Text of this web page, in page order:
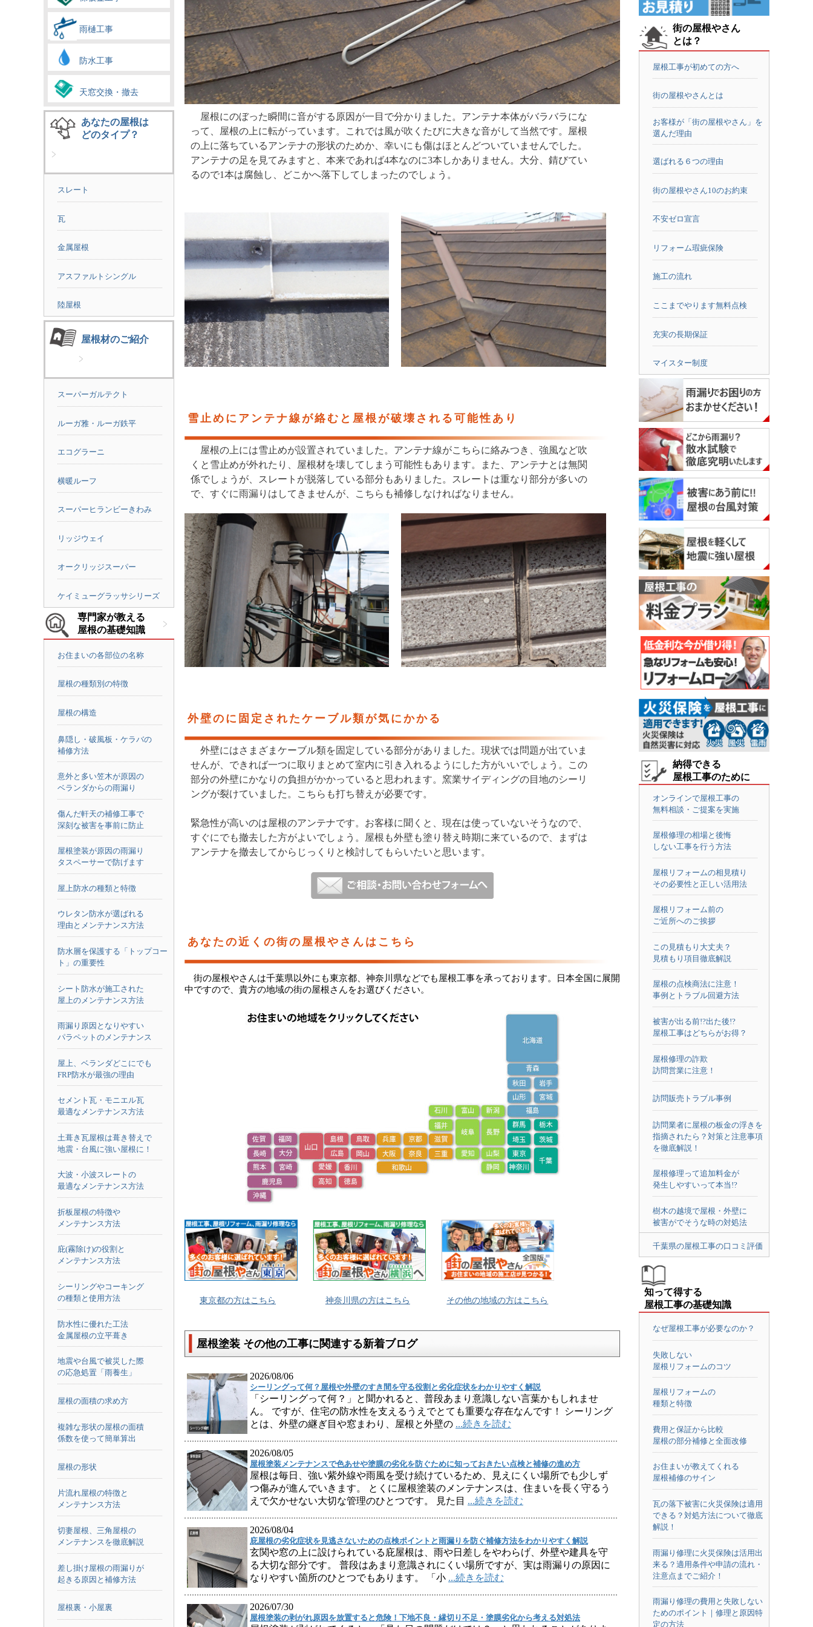
雨樋工事
防水工事
天窓交換・撤去
あなたの屋根は
どのタイプ？
スレート
瓦
金属屋根
アスファルトシングル
陸屋根
屋根材のご紹介
スーパーガルテクト
ルーガ雅・ルーガ鉄平
エコグラーニ
横暖ルーフ
スーパーヒランビーきわみ
リッジウェイ
オークリッジスーパー
ケイミューグラッサシリーズ
専門家が教える
屋根の基礎知識
お住まいの各部位の名称
屋根の種類別の特徴
屋根の構造
鼻隠し・破風板・ケラバの
補修方法
意外と多い笠木が原因の
ベランダからの雨漏り
傷んだ軒天の補修工事で
深刻な被害を事前に防止
屋根塗装が原因の雨漏り
タスペーサーで防げます
屋上防水の種類と特徴
ウレタン防水が選ばれる
理由とメンテナンス方法
防水層を保護する「トップコー
ト」の重要性
シート防水が施工された
屋上のメンテナンス方法
雨漏り原因となりやすい
パラペットのメンテナンス
屋上、ベランダどこにでも
FRP防水が最強の理由
セメント瓦・モニエル瓦
最適なメンテナンス方法
土葺き瓦屋根は葺き替えで
地震・台風に強い屋根に！
大波・小波スレートの
最適なメンテナンス方法
折板屋根の特徴や
メンテナンス方法
庇(霧除け)の役割と
メンテナンス方法
シーリングやコーキング
の種類と使用方法
防水性に優れた工法
金属屋根の立平葺き
地震や台風で被災した際
の応急処置「雨養生」
屋根の面積の求め方
複雑な形状の屋根の面積
係数を使って簡単算出
屋根の形状
片流れ屋根の特徴と
メンテナンス方法
切妻屋根、三角屋根の
メンテナンスを徹底解説
差し掛け屋根の雨漏りが
起きる原因と補修方法
屋根裏・小屋裏
屋根にのぼった瞬間に音がする原因が一目で分かりました。アンテナ本体がバラバラにな
って、屋根の上に転がっています。これでは風が吹くたびに大きな音がして当然です。屋根
の上に落ちているアンテナの形状のためか、幸いにも傷はほとんどついていませんでした。
アンテナの足を見てみますと、本来であれば4本なのに3本しかありません。大分、錆びてい
るので1本は腐蝕し、どこかへ落下してしまったのでしょう。
雪止めにアンテナ線が絡むと屋根が破壊される可能性あり
屋根の上には雪止めが設置されていました。アンテナ線がこちらに絡みつき、強風など吹
くと雪止めが外れたり、屋根材を壊してしまう可能性もあります。また、アンテナとは無関
係でしょうが、スレートが脱落している部分もありました。スレートは重なり部分が多いの
で、すぐに雨漏りはしてきませんが、こちらも補修しなければなりません。
外壁のに固定されたケーブル類が気にかかる
外壁にはさまざまケーブル類を固定している部分がありました。現状では問題が出ていま
せんが、できれば一つに取りまとめて室内に引き入れるようにした方がいいでしょう。この
部分の外壁にかなりの負担がかかっていると思われます。窯業サイディングの目地のシーリ
ングが裂けていました。こちらも打ち替えが必要です。
緊急性が高いのは屋根のアンテナです。お客様に聞くと、現在は使っていないそうなので、
すぐにでも撤去した方がよいでしょう。屋根も外壁も塗り替え時期に来ているので、まずは
アンテナを撤去してからじっくりと検討してもらいたいと思います。
あなたの近くの街の屋根やさんはこちら
街の屋根やさんは千葉県以外にも東京都、神奈川県などでも屋根工事を承っております。日本全国に展開
中ですので、貴方の地域の街の屋根さんをお選びください。
東京都の方はこちら 神奈川県の方はこちら その他の地域の方はこちら
屋根塗装 その他の工事に関連する新着ブログ
2026/08/06
シーリングって何？屋根や外壁のすき間を守る役割と劣化症状をわかりやすく解説
「シーリングって何？」と聞かれると、普段あまり意識しない言葉かもしれませ
ん。 ですが、住宅の防水性を支えるうえでとても重要な存在なんです！ シーリング
とは、外壁の継ぎ目や窓まわり、屋根と外壁の ...続きを読む
2026/08/05
屋根塗装メンテナンスで色あせや塗膜の劣化を防ぐために知っておきたい点検と補修の進め方
屋根は毎日、強い紫外線や雨風を受け続けているため、見えにくい場所でも少しず
つ傷みが進んでいきます。 とくに屋根塗装のメンテナンスは、住まいを長く守るう
えで欠かせない大切な管理のひとつです。 見た目 ...続きを読む
2026/08/04
庇屋根の劣化症状を見逃さないための点検ポイントと雨漏りを防ぐ補修方法をわかりやすく解説
玄関や窓の上に設けられている庇屋根は、雨や日差しをやわらげ、外壁や建具を守
る大切な部分です。 普段はあまり意識されにくい場所ですが、実は雨漏りの原因に
なりやすい箇所のひとつでもあります。 「小 ...続きを読む
2026/07/30
屋根塗装の剥がれ原因を放置すると危険！下地不良・縁切り不足・塗膜劣化から考える対処法
街の屋根やさん
とは？
屋根工事が初めての方へ
街の屋根やさんとは
お客様が「街の屋根やさん」を
選んだ理由
選ばれる６つの理由
街の屋根やさん10のお約束
不安ゼロ宣言
リフォーム瑕疵保険
施工の流れ
ここまでやります無料点検
充実の長期保証
マイスター制度
納得できる
屋根工事のために
オンラインで屋根工事の
無料相談・ご提案を実施
屋根修理の相場と後悔
しない工事を行う方法
屋根リフォームの相見積り
その必要性と正しい活用法
屋根リフォーム前の
ご近所へのご挨拶
この見積もり大丈夫？
見積もり項目徹底解説
屋根の点検商法に注意！
事例とトラブル回避方法
被害が出る前!?出た後!?
屋根工事はどちらがお得？
屋根修理の詐欺
訪問営業に注意！
訪問販売トラブル事例
訪問業者に屋根の板金の浮きを
指摘されたら？対策と注意事項
を徹底解説！
屋根修理って追加料金が
発生しやすいって本当!?
樹木の越境で屋根・外壁に
被害がでそうな時の対処法
千葉県の屋根工事の口コミ評価
知って得する
屋根工事の基礎知識
なぜ屋根工事が必要なのか？
失敗しない
屋根リフォームのコツ
屋根リフォームの
種類と特徴
費用と保証から比較
屋根の部分補修と全面改修
お住まいが教えてくれる
屋根補修のサイン
瓦の落下被害に火災保険は適用
できる？対処方法について徹底
解説！
雨漏り修理に火災保険は活用出
来る？適用条件や申請の流れ・
注意点までご紹介！
雨漏り修理の費用と失敗しない
ためのポイント｜修理と原因特
定の方法